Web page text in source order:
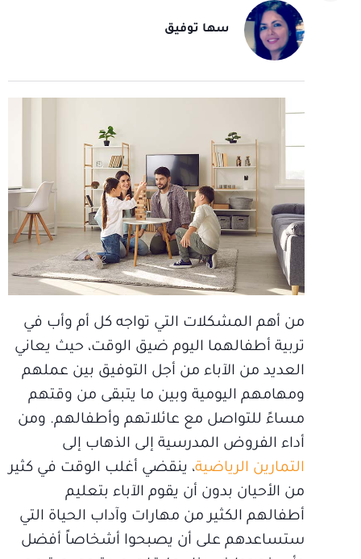
سها توفيق
من أهم المشكلات التي تواجه كل أم وأب في
تربية أطفالهما اليوم ضيق الوقت، حيث يعاني
العديد من الآباء من أجل التوفيق بين عملهم
ومهامهم اليومية وبين ما يتبقى من وقتهم
مساءً للتواصل مع عائلاتهم وأطفالهم. ومن
أداء الفروض المدرسية إلى الذهاب إلى
التمارين الرياضية، ينقضي أغلب الوقت في كثير
من الأحيان بدون أن يقوم الآباء بتعليم
أطفالهم الكثير من مهارات وآداب الحياة التي
ستساعدهم على أن يصبحوا أشخاصاً أفضل